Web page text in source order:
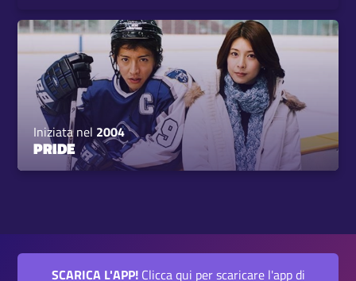
Iniziata nel 2004
PRIDE
SCARICA L'APP!Clicca qui per scaricare l'app di